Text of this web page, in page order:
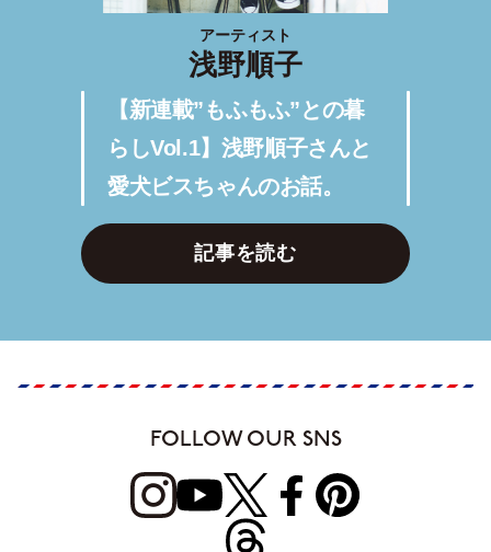
アーティスト
浅野順子
【新連載”もふもふ”との暮
らしVol.1】浅野順子さんと
愛犬ビスちゃんのお話。
記事を読む
FOLLOW OUR SNS